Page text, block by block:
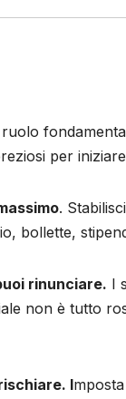
per
.
bollette,
rinunciare. I
non è tutto
I